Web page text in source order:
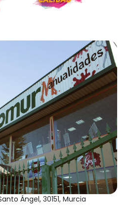
Ángel, 30151, Murcia